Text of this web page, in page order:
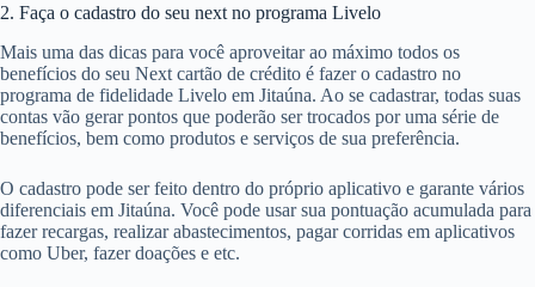
2. Faça o cadastro do seu next no programa Livelo
Mais uma das dicas para você aproveitar ao máximo todos os
benefícios do seu Next cartão de crédito é fazer o cadastro no
programa de fidelidade Livelo em Jitaúna. Ao se cadastrar, todas suas
contas vão gerar pontos que poderão ser trocados por uma série de
benefícios, bem como produtos e serviços de sua preferência.
O cadastro pode ser feito dentro do próprio aplicativo e garante vários
diferenciais em Jitaúna. Você pode usar sua pontuação acumulada para
fazer recargas, realizar abastecimentos, pagar corridas em aplicativos
como Uber, fazer doações e etc.